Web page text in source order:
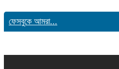
ফেসবুকে আমরা...